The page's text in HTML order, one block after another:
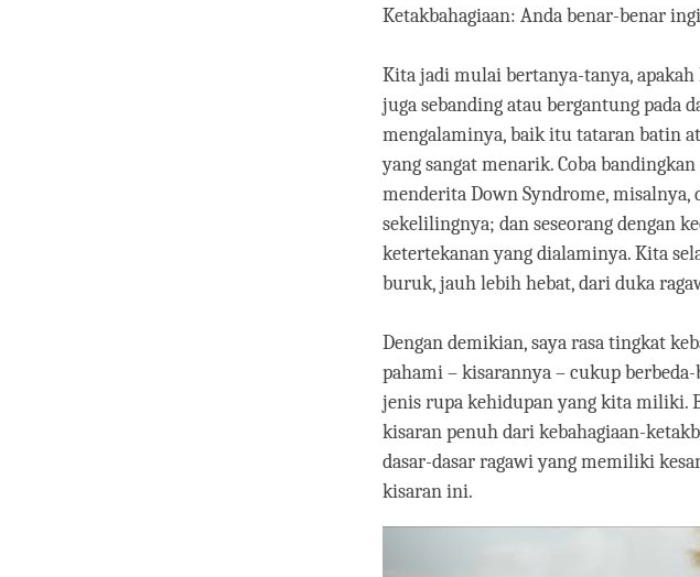
Ketakbahagiaan: Anda benar-benar
Kita jadi mulai bertanya-tanya,
juga sebanding atau bergantung
mengalaminya, baik itu tataran batin
yang sangat menarik. Coba
menderita Down Syndrome, misalnya,
sekelilingnya; dan seseorang dengan
ketertekanan yang dialaminya. Kita
buruk, jauh lebih hebat, dari duka
Dengan demikian, saya rasa tingkat
pahami – kisarannya – cukup
jenis rupa kehidupan yang kita miliki.
kisaran penuh dari kebahagiaan-
dasar-dasar ragawi yang memiliki
kisaran ini.